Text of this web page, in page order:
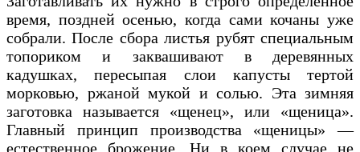
время, поздней осенью, когда сами кочаны уже
собрали. После сбора листья рубят специальным
топориком и заквашивают в деревянных
кадушках, пересыпая слои капусты тертой
морковью, ржаной мукой и солью. Эта зимняя
заготовка называется «щенец», или «щеница».
Главный принцип производства «щеницы» —
естественное брожение. Ни в коем случае не